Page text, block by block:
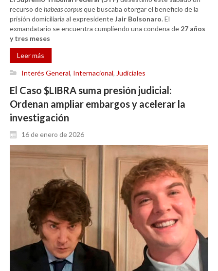
recurso dehabeas corpusque buscaba otorgar el beneficio de la
prisión domiciliaria al expresidenteJair Bolsonaro. El
exmandatario se encuentra cumpliendo una condena de 27 años
y tres meses
Leer más
Interés General, Internacional, Judiciales
El Caso $LIBRA suma presión judicial:
Ordenan ampliar embargos y acelerar la
investigación
16 de enero de 2026